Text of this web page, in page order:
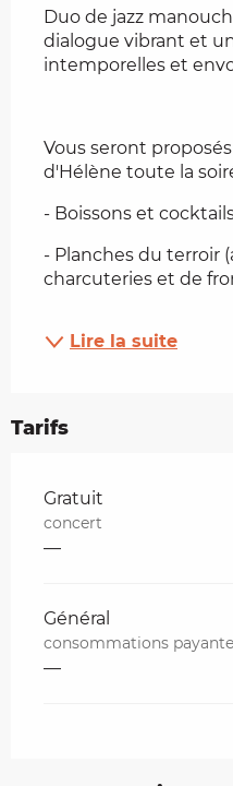
Duo de jazz
dialogue vibrant et
intemporelles et
Vous seront
d'Hélène toute la
- Boissons et
- Planches du terroir
charcuteries et de
Lire la suite
Tarifs
Tarifs 2026
Gratuit
concert
—
Général
consommations
—